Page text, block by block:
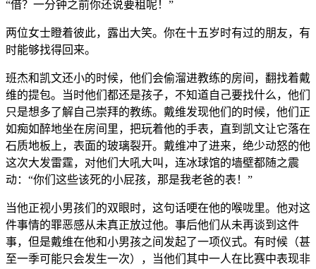
“借？一分钟之前你还说要租呢！”
两位女士瞪着彼此，露出大笑。你在十五岁时有过的朋友，有
时能够找得回来。
班杰和凯文还小的时候，他们会偷溜进教练的房间，翻找着戴
维的提包。当时他们都还是孩子，不知道自己要找什么，他们
只是想多了解自己崇拜的教练。戴维发现他们的时候，他们正
如痴如醉地坐在房间里，把玩着他的手表，直到凯文让它落在
石质地板上，表面的玻璃裂开。戴维冲了进来，绝少动怒的他
这次大发雷霆，对他们大吼大叫，连冰球馆的墙壁都随之震
动：“你们这些该死的小屁孩，那是我老爸的表！”
当他正视小男孩们的双眼时，这句话哽在他的喉咙里。他对这
件事情的罪恶感从未真正放过他。事后他们从未再谈到这件
事，但是戴维在他和小男孩之间发起了一项仪式。有时候（甚
至一季可能只会发生一次），当他们其中一人在比赛中表现非